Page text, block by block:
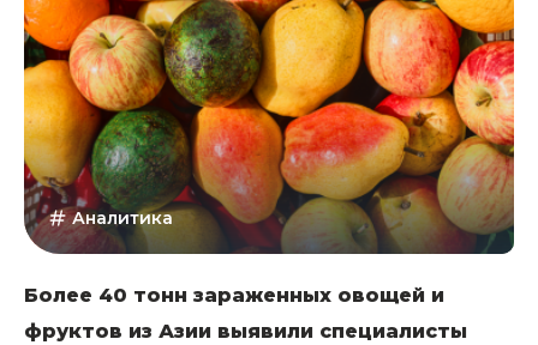
Аналитика
Более 40 тонн зараженных овощей и
фруктов из Азии выявили специалисты